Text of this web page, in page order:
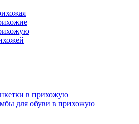
в прихожую
для обуви в прихожую